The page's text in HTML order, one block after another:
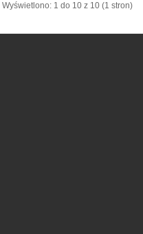
Wyświetlono: 1 do 10 z 10 (1 stron)